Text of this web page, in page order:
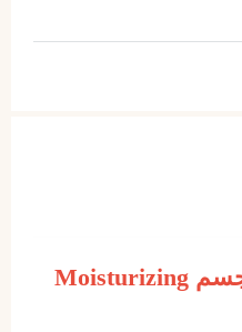
افضل كريم ترطيب للجسم Moisturizing